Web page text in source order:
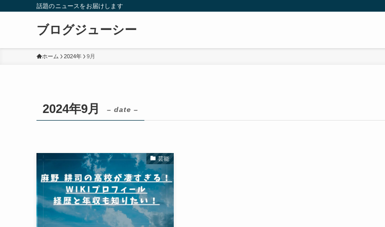
話題のニュースをお届けします
ブログジューシー
ホーム 2024年 9月
2024年9月 – date –
芸能